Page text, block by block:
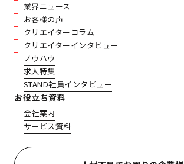
業界ニュース
お客様の声
クリエイターコラム
クリエイターインタビュー
ノウハウ
求人特集
STAND社員インタビュー
お役立ち資料
会社案内
サービス資料